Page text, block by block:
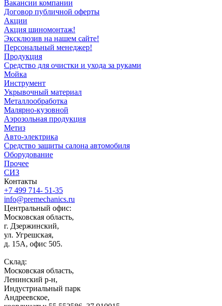
Вакансии компании
Договор публичной оферты
Акции
Акция шиномонтаж!
Эксклюзив на нашем сайте!
Персональный менеджер!
Продукция
Средство для очистки и ухода за руками
Мойка
Инструмент
Укрывочный материал
Металлообработка
Малярно-кузовной
Аэрозольная продукция
Метиз
Авто-электрика
Средство защиты салона автомобиля
Оборудование
Прочее
СИЗ
Контакты
+7 499 714- 51-35
info@premechanics.ru
Центральный офис:
Московская область,
г. Дзержинский,
ул. Угрешская,
д. 15А, офис 505.
Склад:
Московская область,
Ленинский р-н,
Индустриальный парк
Андреевское,